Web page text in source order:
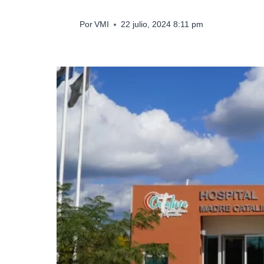
Por VMI 22 julio, 2024 8:11 pm